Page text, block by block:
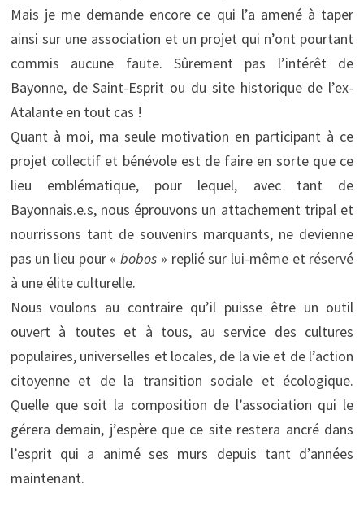
Mais je me demande encore ce qui l’a amené à taper
ainsi sur une association et un projet qui n’ont pourtant
commis aucune faute. Sûrement pas l’intérêt de
Bayonne, de Saint-Esprit ou du site historique de l’ex-
Atalante en tout cas !
Quant à moi, ma seule motivation en participant à ce
projet collectif et bénévole est de faire en sorte que ce
lieu emblématique, pour lequel, avec tant de
Bayonnais.e.s, nous éprouvons un attachement tripal et
nourrissons tant de souvenirs marquants, ne devienne
pas un lieu pour «bobos » replié sur lui-même et réservé
à une élite culturelle.
Nous voulons au contraire qu’il puisse être un outil
ouvert à toutes et à tous, au service des cultures
populaires, universelles et locales, de la vie et de l’action
citoyenne et de la transition sociale et écologique.
Quelle que soit la composition de l’association qui le
gérera demain, j’espère que ce site restera ancré dans
l’esprit qui a animé ses murs depuis tant d’années
maintenant.